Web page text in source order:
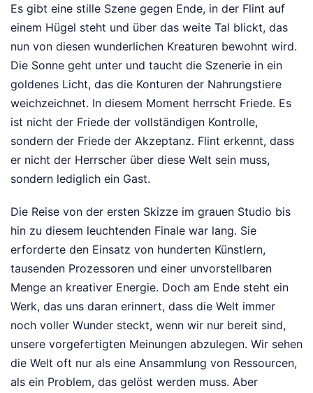
Es gibt eine stille Szene gegen Ende, in der Flint auf
einem Hügel steht und über das weite Tal blickt, das
nun von diesen wunderlichen Kreaturen bewohnt wird.
Die Sonne geht unter und taucht die Szenerie in ein
goldenes Licht, das die Konturen der Nahrungstiere
weichzeichnet. In diesem Moment herrscht Friede. Es
ist nicht der Friede der vollständigen Kontrolle,
sondern der Friede der Akzeptanz. Flint erkennt, dass
er nicht der Herrscher über diese Welt sein muss,
sondern lediglich ein Gast.
Die Reise von der ersten Skizze im grauen Studio bis
hin zu diesem leuchtenden Finale war lang. Sie
erforderte den Einsatz von hunderten Künstlern,
tausenden Prozessoren und einer unvorstellbaren
Menge an kreativer Energie. Doch am Ende steht ein
Werk, das uns daran erinnert, dass die Welt immer
noch voller Wunder steckt, wenn wir nur bereit sind,
unsere vorgefertigten Meinungen abzulegen. Wir sehen
die Welt oft nur als eine Ansammlung von Ressourcen,
als ein Problem, das gelöst werden muss. Aber